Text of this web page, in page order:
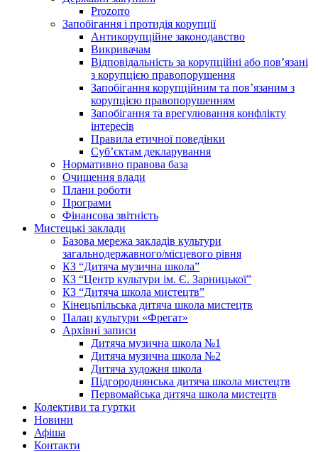
Prozorro
Запобігання і протидія корупції
Антикорупційне законодавство
Викривачам
Відповідальність за корупційні або пов’язані
з корупцією правопорушення
Запобігання корупційним та пов’язаним з
корупцією правопорушенням
Запобігання та врегулювання конфлікту
інтересів
Правила етичної поведінки
Суб’єктам декларування
Нормативно правова база
Очищення влади
Плани роботи
Програми
Фінансова звітність
Мистецькі заклади
Базова мережа закладів культури
загальнодержавного/місцевого рівня
КЗ “Дитяча музична школа”
КЗ “Центр культури ім. Є. Зарницької”
КЗ “Дитяча школа мистецтв”
Кінецьпільська дитяча школа мистецтв
Палац культури «Фрегат»
Архівні записи
Дитяча музична школа №1
Дитяча музична школа №2
Дитяча художня школа
Підгороднянська дитяча школа мистецтв
Первомайська дитяча школа мистецтв
Колективи та гуртки
Новини
Афіша
Контакти